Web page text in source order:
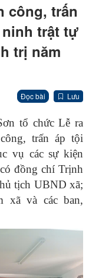
công, trấn
ninh trật tự
trị năm
Đọc bài Lưu
tổ chức Lễ ra
trấn áp tội
vụ các sự kiện
đồng chí Trịnh
tịch UBND xã;
xã và các ban,